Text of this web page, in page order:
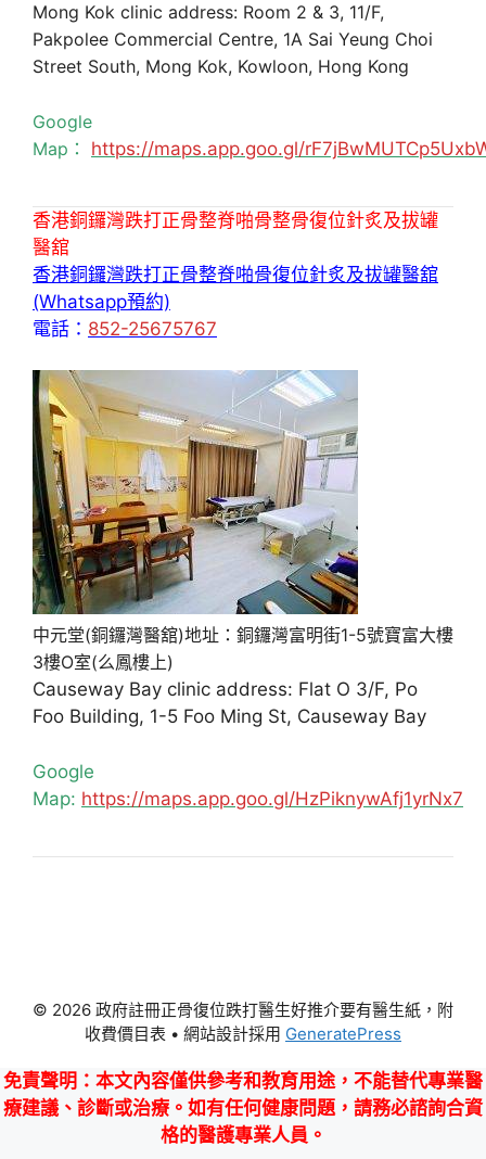
Mong Kok clinic address: Room 2 & 3, 11/F,
Pakpolee Commercial Centre, 1A Sai Yeung Choi
Street South, Mong Kok, Kowloon, Hong Kong
Google
Map： https://maps.app.goo.gl/
香港銅鑼灣跌打正骨整脊啪骨整骨復位針炙及拔罐
醫舘
香港銅鑼灣跌打正骨整脊啪骨復位針炙及拔罐醫舘
(Whatsapp預約)
電話： 852-25675767
中元堂(銅鑼灣醫舘)地址：銅鑼灣富明街1-5號寶富大樓
3樓O室(么鳳樓上)
Causeway Bay clinic address: Flat O 3/F, Po
Foo Building, 1-5 Foo Ming St, Causeway Bay
Google
Map: https://maps.app.goo.gl/HzPiknywAfj1yrNx7
© 2026 政府註冊正骨復位跌打醫生好推介要有醫生紙，附
收費價目表 • 網站設計採用 GeneratePress
免責聲明 ：本文內容僅供參考和教育用途，不能替代專業醫
療建議、診斷或治療。如有任何健康問題，請務必諮詢合資
格的醫護專業人員。